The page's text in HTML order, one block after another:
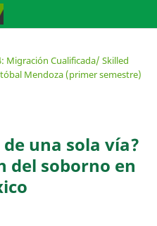
Migración Cualificada/ Skilled
Mendoza (primer semestre)
una sola vía?
del soborno en